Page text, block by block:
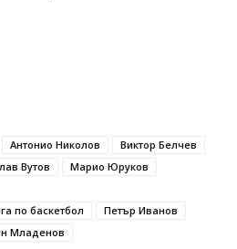
Антонио Николов
Виктор Белчев
Вутов
Марио Юруков
по баскетбол
Петър Иванов
Младенов